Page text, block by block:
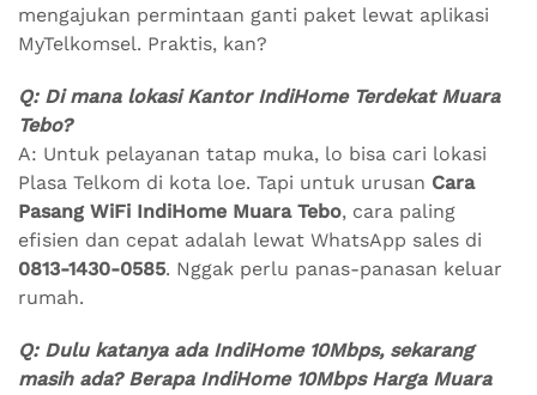
mengajukan permintaan ganti paket lewat aplikasi
MyTelkomsel. Praktis, kan?
Q: Di mana lokasi Kantor IndiHome Terdekat Muara
Tebo?
A: Untuk pelayanan tatap muka, lo bisa cari lokasi
Plasa Telkom di kota loe. Tapi untuk urusan Cara
Pasang WiFi IndiHome Muara Tebo, cara paling
efisien dan cepat adalah lewat WhatsApp sales di
0813-1430-0585. Nggak perlu panas-panasan keluar
rumah.
Q: Dulu katanya ada IndiHome 10Mbps, sekarang
masih ada? Berapa IndiHome 10Mbps Harga Muara